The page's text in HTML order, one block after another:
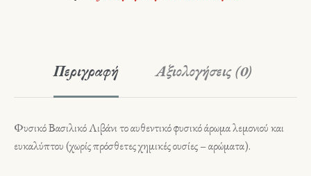
Περιγραφή Αξιολογήσεις (0)
Φυσικό Βασιλικό Λιβάνι το αυθεντικό φυσικό άρωμα λεμονιού και
ευκαλύπτου (χωρίς πρόσθετες χημικές ουσίες – αρώματα).